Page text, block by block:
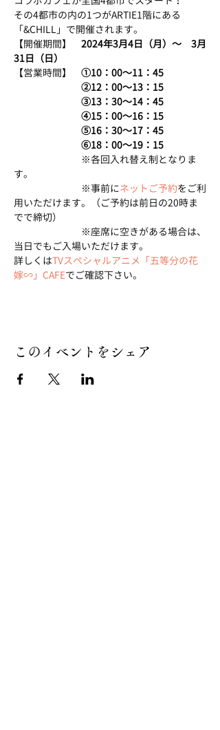
その4都市の内の1つがARTIE1階にある
「&CHILL」で開催されます。
【開催期間】 2024年3月4日（月）～　3月
31日（日）
【営業時間】 ①10：00～11：45
②12：00～13：15
③13：30～14：45
④15：00～16：15
⑤16：30～17：45
⑥18：00～19：15
※各回入れ替え制となりま
す。
※事前にネットご予約をご利
用いただけます。（ご予約は前日の20時ま
でで締切）
※座席に空きがある場合は、
当日でもご入場いただけます。
詳しくはTVスペシャルアニメ「五等分の花
嫁∽」CAFEでご確認下さい。
このイベントをシェア